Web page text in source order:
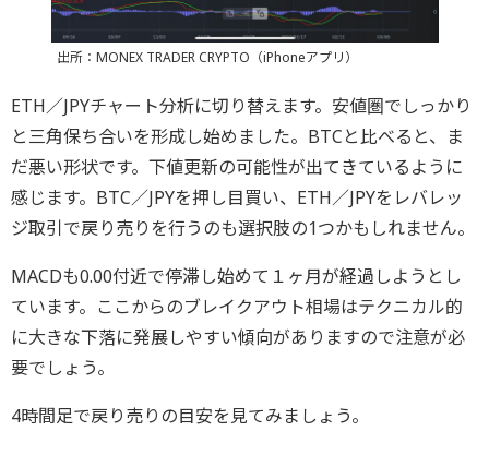
出所：MONEX TRADER CRYPTO（iPhoneアプリ）
ETH／JPYチャート分析に切り替えます。安値圏でしっかり
と三角保ち合いを形成し始めました。BTCと比べると、ま
だ悪い形状です。下値更新の可能性が出てきているように
感じます。BTC／JPYを押し目買い、ETH／JPYをレバレッ
ジ取引で戻り売りを行うのも選択肢の1つかもしれません。
MACDも0.00付近で停滞し始めて１ヶ月が経過しようとし
ています。ここからのブレイクアウト相場はテクニカル的
に大きな下落に発展しやすい傾向がありますので注意が必
要でしょう。
4時間足で戻り売りの目安を見てみましょう。